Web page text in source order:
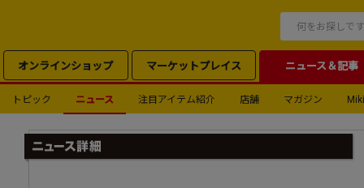
オンラインショップ マーケットプレイス ニュース＆記事
トピック ニュース 注目アイテム紹介 店舗 マガジン